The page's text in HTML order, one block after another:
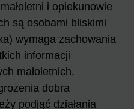
i opiekunowie
są osobami bliskimi
wymaga zachowania
informacji
małoletnich.
dobra
podjąć działania